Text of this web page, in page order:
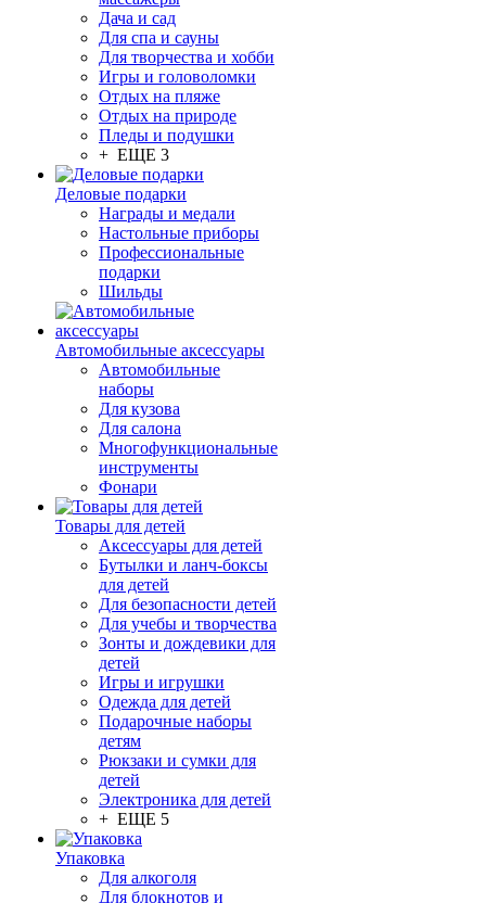
Дача и сад
Для спа и сауны
Для творчества и хобби
Игры и головоломки
Отдых на пляже
Отдых на природе
Пледы и подушки
+ ЕЩЕ 3
Деловые подарки
Награды и медали
Настольные приборы
Профессиональные
подарки
Шильды
Автомобильные аксессуары
Автомобильные
наборы
Для кузова
Для салона
Многофункциональные
инструменты
Фонари
Товары для детей
Аксессуары для детей
Бутылки и ланч-боксы
для детей
Для безопасности детей
Для учебы и творчества
Зонты и дождевики для
детей
Игры и игрушки
Одежда для детей
Подарочные наборы
детям
Рюкзаки и сумки для
детей
Электроника для детей
+ ЕЩЕ 5
Упаковка
Для алкоголя
Для блокнотов и